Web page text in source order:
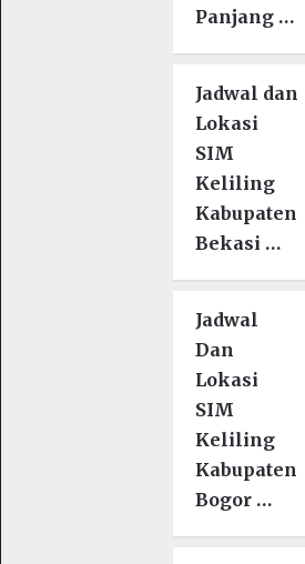
Panjang …
Jadwal dan
Lokasi
SIM
Keliling
Kabupaten
Bekasi …
Jadwal
Dan
Lokasi
SIM
Keliling
Kabupaten
Bogor …